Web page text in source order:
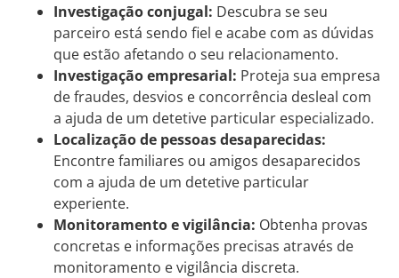
Investigação conjugal: Descubra se seu
parceiro está sendo fiel e acabe com as dúvidas
que estão afetando o seu relacionamento.
Investigação empresarial: Proteja sua empresa
de fraudes, desvios e concorrência desleal com
a ajuda de um detetive particular especializado.
Localização de pessoas desaparecidas:
Encontre familiares ou amigos desaparecidos
com a ajuda de um detetive particular
experiente.
Monitoramento e vigilância: Obtenha provas
concretas e informações precisas através de
monitoramento e vigilância discreta.